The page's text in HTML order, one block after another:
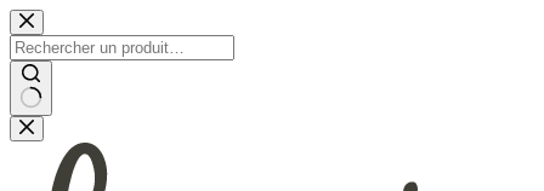
Passer
au
contenu
Aucun
résultat